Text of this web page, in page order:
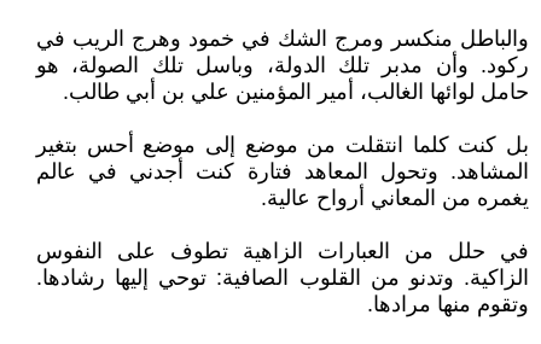
والباطل منكسر ومرج الشك في خمود وهرج الريب في
ركود. وأن مدبر تلك الدولة، وباسل تلك الصولة، هو
حامل لوائها الغالب، أمير المؤمنين علي بن أبي طالب.
بل كنت كلما انتقلت من موضع إلى موضع أحس بتغير
المشاهد. وتحول المعاهد فتارة كنت أجدني في عالم
يغمره من المعاني أرواح عالية.
في حلل من العبارات الزاهية تطوف على النفوس
الزاكية. وتدنو من القلوب الصافية: توحي إليها رشادها.
وتقوم منها مرادها.